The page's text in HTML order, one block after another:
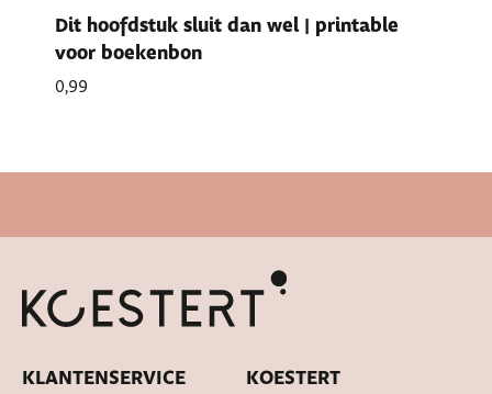
Dit hoofdstuk sluit dan wel | printable
voor boekenbon
0,99
KLANTENSERVICE KOESTERT